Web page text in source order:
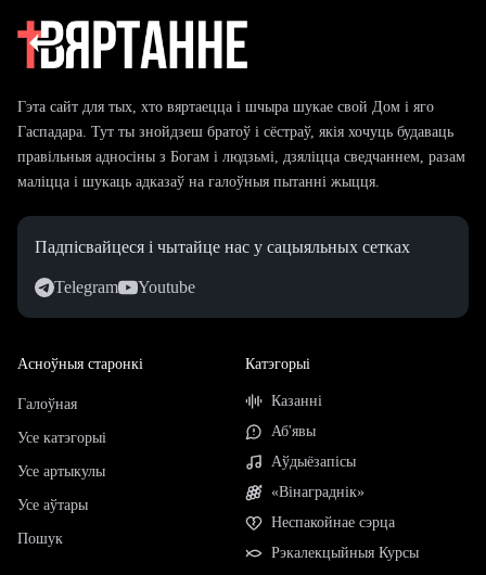
Гэта сайт для тых, хто вяртаецца і шчыра шукае свой Дом і яго
Гаспадара. Тут ты знойдзеш братоў і сёстраў, якія хочуць будаваць
правільныя адносіны з Богам і людзьмі, дзяліцца сведчаннем, разам
маліцца і шукаць адказаў на галоўныя пытанні жыцця.
Падпісвайцеся і чытайце нас у сацыяльных сетках
Telegram Youtube
Асноўныя старонкі
Галоўная
Усе катэгорыі
Усе артыкулы
Усе аўтары
Пошук
Катэгорыі
Казанні
Аб'явы
Аўдыёзапісы
«Вінаграднік»
Неспакойнае сэрца
Рэкалекцыйныя Курсы